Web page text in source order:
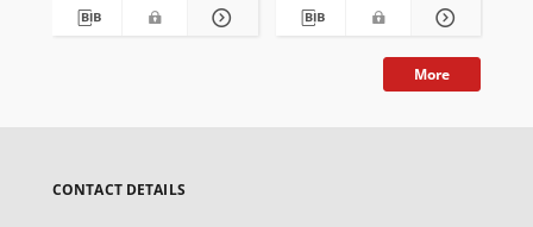
More
CONTACT DETAILS